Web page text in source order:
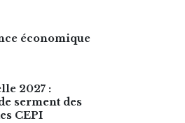
économique
2027 :
serment des
CEPI